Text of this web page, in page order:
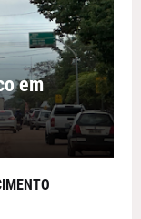
em